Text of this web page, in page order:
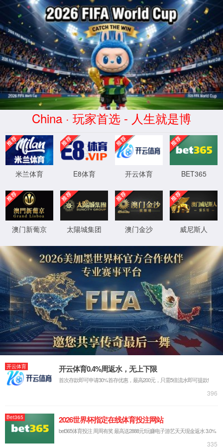
抱歉，您撞到了不存在的页面...
最有可能的原因是：
您输入的网址可能不正确
链接可能已过期
别担心，您可以尝试返回首页
XML 地图